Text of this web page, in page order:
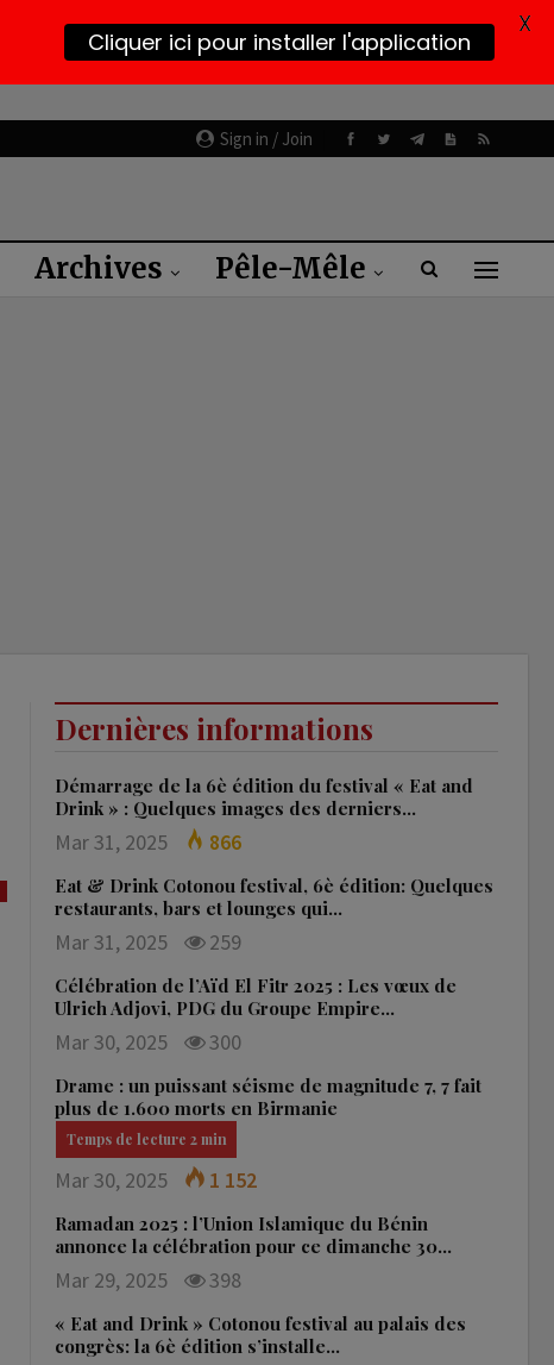
Sign in / Join
Archives Pêle-Mêle
Dernières informations
Démarrage de la 6è édition du festival « Eat and
Drink » : Quelques images des derniers…
Mar 31, 2025 866
Eat & Drink Cotonou festival, 6è édition: Quelques
restaurants, bars et lounges qui…
Mar 31, 2025 259
Célébration de l’Aïd El Fitr 2025 : Les vœux de
Ulrich Adjovi, PDG du Groupe Empire…
Mar 30, 2025 300
Drame : un puissant séisme de magnitude 7, 7 fait
plus de 1.600 morts en Birmanie
Mar 30, 2025 1 152
Ramadan 2025 : l’Union Islamique du Bénin
annonce la célébration pour ce dimanche 30…
Mar 29, 2025 398
« Eat and Drink » Cotonou festival au palais des
congrès: la 6è édition s’installe…
Cliquer ici pour installer l'application X